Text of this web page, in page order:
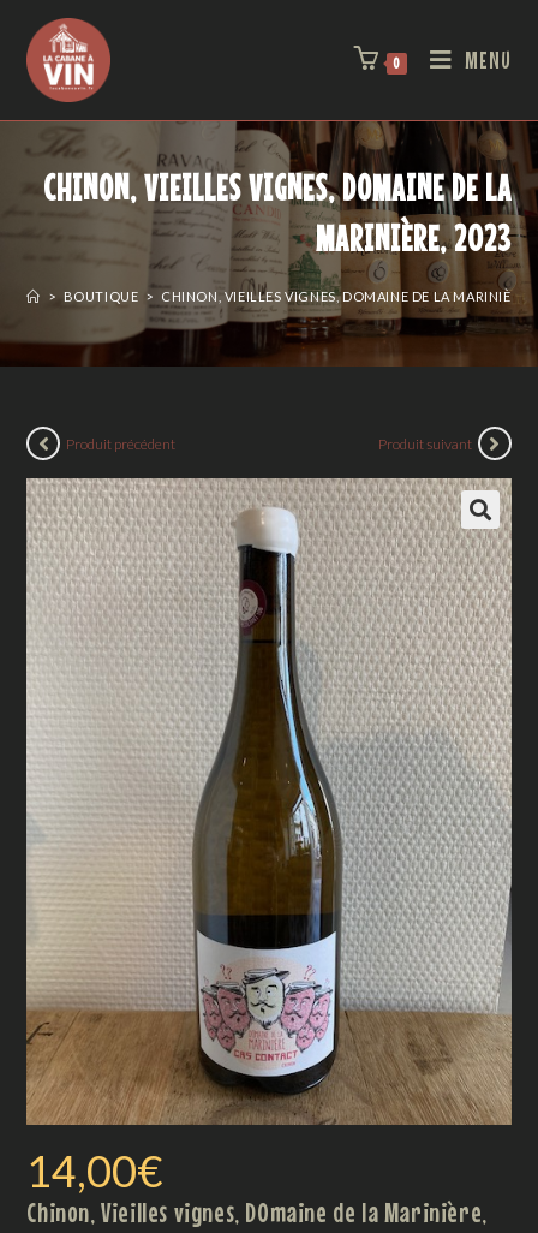
0 MENU
CHINON, VIEILLES VIGNES, DOMAINE DE LA
MARINIÈRE, 2023
> BOUTIQUE > CHINON, VIEILLES VIGNES, DOMAINE DE LA MARINIÈRE,
Produit précédent Produit suivant
14,00€
Chinon, Vieilles vignes, DOmaine de la Marinière,